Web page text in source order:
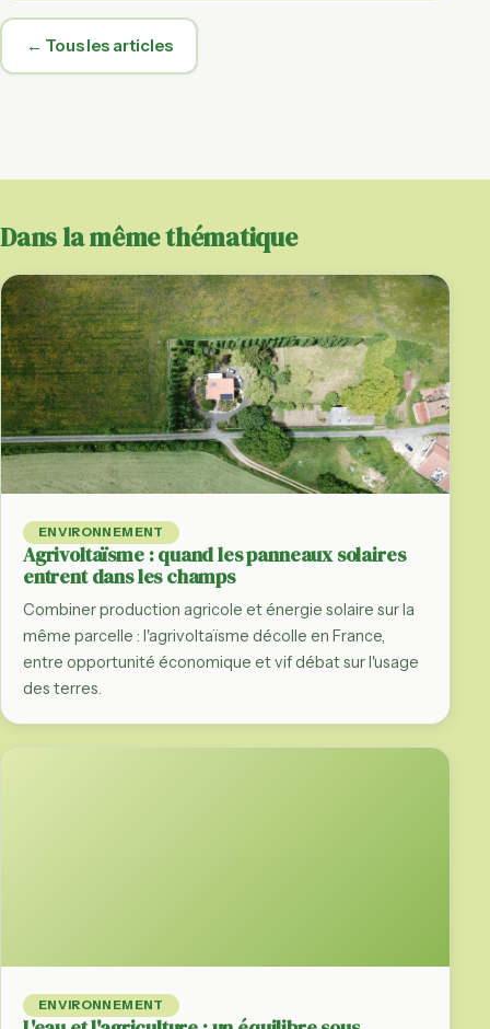
← Tous les articles
Dans la même thématique
ENVIRONNEMENT
Agrivoltaïsme : quand les panneaux solaires
entrent dans les champs
Combiner production agricole et énergie solaire sur la
même parcelle : l'agrivoltaïsme décolle en France,
entre opportunité économique et vif débat sur l'usage
des terres.
ENVIRONNEMENT